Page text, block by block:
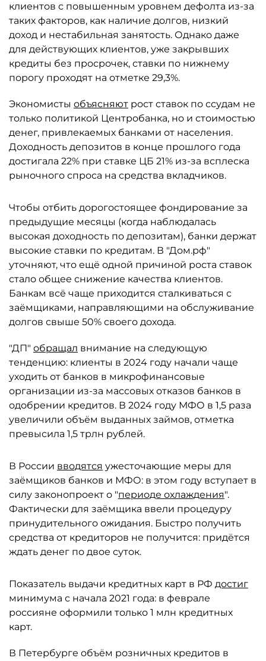
клиентов с повышенным уровнем дефолта из-за
таких факторов, как наличие долгов, низкий
доход и нестабильная занятость. Однако даже
для действующих клиентов, уже закрывших
кредиты без просрочек, ставки по нижнему
порогу проходят на отметке 29,3%.
Экономисты объясняют рост ставок по ссудам не
только политикой Центробанка, но и стоимостью
денег, привлекаемых банками от населения.
Доходность депозитов в конце прошлого года
достигала 22% при ставке ЦБ 21% из-за всплеска
рыночного спроса на средства вкладчиков.
Чтобы отбить дорогостоящее фондирование за
предыдущие месяцы (когда наблюдалась
высокая доходность по депозитам), банки держат
высокие ставки по кредитам. В "Дом.рф"
уточняют, что ещё одной причиной роста ставок
стало общее снижение качества клиентов.
Банкам всё чаще приходится сталкиваться с
заёмщиками, направляющими на обслуживание
долгов свыше 50% своего дохода.
"ДП" обращал внимание на следующую
тенденцию: клиенты в 2024 году начали чаще
уходить от банков в микрофинансовые
организации из-за массовых отказов банков в
одобрении кредитов. В 2024 году МФО в 1,5 раза
увеличили объём выданных займов, отметка
превысила 1,5 трлн рублей.
В России вводятся ужесточающие меры для
заёмщиков банков и МФО: в этом году вступает в
силу законопроект о "периоде охлаждения".
Фактически для заёмщика ввели процедуру
принудительного ожидания. Быстро получить
средства от кредиторов не получится: придётся
ждать денег по двое суток.
Показатель выдачи кредитных карт в РФ достиг
минимума с начала 2021 года: в феврале
россияне оформили только 1 млн кредитных
карт.
В Петербурге объём розничных кредитов в